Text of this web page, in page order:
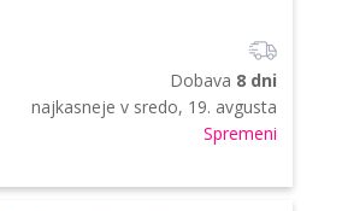
Dobava 8 dni
najkasneje v sredo, 19. avgusta
Spremeni